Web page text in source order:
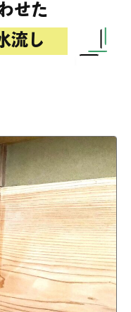
せた
流し